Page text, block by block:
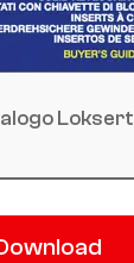
Loksert